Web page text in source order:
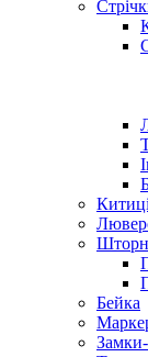
Китиці
Бейка